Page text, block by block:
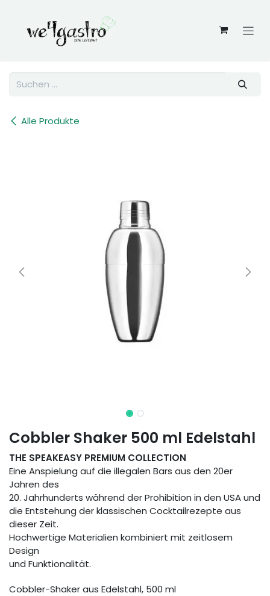
Alle Produkte
Cobbler Shaker 500 ml Edelstahl
THE SPEAKEASY PREMIUM COLLECTION
Eine Anspielung auf die illegalen Bars aus den 20er
Jahren des
20. Jahrhunderts während der Prohibition in den USA und
die Entstehung der klassischen Cocktailrezepte aus
dieser Zeit.
Hochwertige Materialien kombiniert mit zeitlosem
Design
und Funktionalität.
Cobbler-Shaker aus Edelstahl, 500 ml